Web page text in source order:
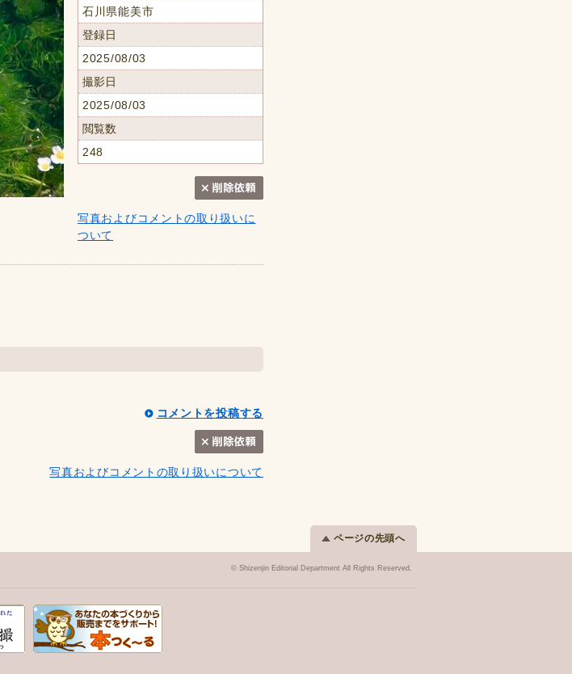
石川県能美市
登録日
2025/08/03
撮影日
2025/08/03
閲覧数
248
写真およびコメントの取り扱いに
ついて
コメントを投稿する
写真およびコメントの取り扱いについて
ページの先頭へ
© Shizenjin Editorial Department All Rights Reserved.